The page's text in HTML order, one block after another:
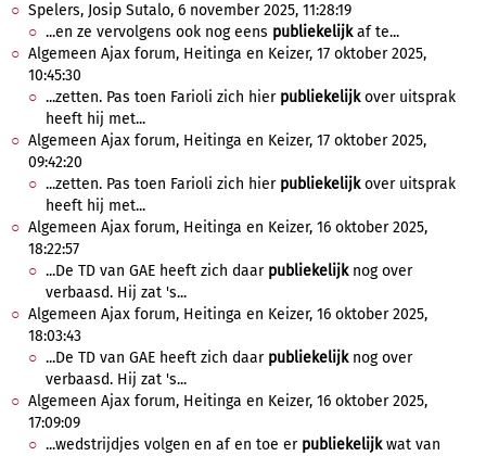
Spelers, Josip Sutalo, 6 november 2025, 11:28:19
...en ze vervolgens ook nog eens publiekelijkaf te...
Algemeen Ajax forum, Heitinga en Keizer, 17 oktober 2025,
10:45:30
...zetten. Pas toen Farioli zich hier publiekelijkover uitsprak
heeft hij met...
Algemeen Ajax forum, Heitinga en Keizer, 17 oktober 2025,
09:42:20
...zetten. Pas toen Farioli zich hier publiekelijkover uitsprak
heeft hij met...
Algemeen Ajax forum, Heitinga en Keizer, 16 oktober 2025,
18:22:57
...De TD van GAE heeft zich daar publiekelijknog over
verbaasd. Hij zat 's...
Algemeen Ajax forum, Heitinga en Keizer, 16 oktober 2025,
18:03:43
...De TD van GAE heeft zich daar publiekelijknog over
verbaasd. Hij zat 's...
Algemeen Ajax forum, Heitinga en Keizer, 16 oktober 2025,
17:09:09
...wedstrijdjes volgen en af en toe er publiekelijkwat van